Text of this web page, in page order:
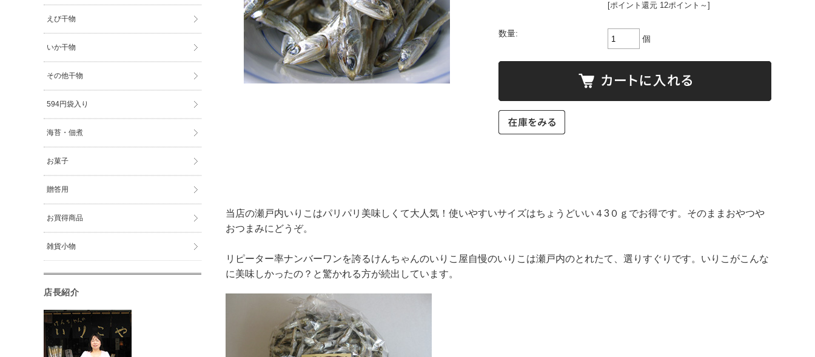
[ポイント還元 12ポイント～]
数量:
個
当店の瀬戸内いりこはパリパリ美味しくて大人気！使いやすいサイズはちょうどいい４3０ｇでお得です。そのままおやつや
おつまみにどうぞ。
リピーター率ナンバーワンを誇るけんちゃんのいりこ屋自慢のいりこは瀬戸内のとれたて、選りすぐりです。いりこがこんな
に美味しかったの？と驚かれる方が続出しています。
えび干物
いか干物
その他干物
594円袋入り
海苔・佃煮
お菓子
贈答用
お買得商品
雑貨小物
店長紹介